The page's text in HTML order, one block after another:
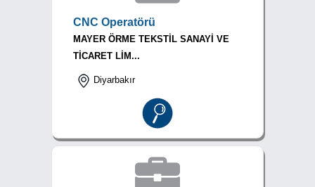
CNC Operatörü
MAYER ÖRME TEKSTİL SANAYİ VE
TİCARET LİM...
Diyarbakır